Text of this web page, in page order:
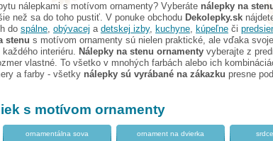
nálepkami s motívom ornamenty? Vyberáte nálepky na
než sa do toho pustiť. V ponuke obchodu Dekolepky.sk
do spálne, obývacej a detskej izby, kuchyne, kúpeľne či
stenu s motívom ornamenty sú nielen praktické, ale vďaka
interiéru. Nálepky na stenu ornamenty vyberajte z
vlastné. To všetko v mnohých farbách alebo ich
a farby - všetky nálepky sú vyrábané na zákazku presne
s motívom ornamenty
ornamentálna sova ornament na dvierka